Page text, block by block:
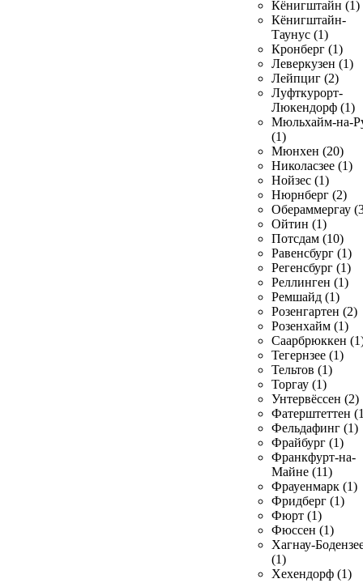
Кёнигштайн (1)
Кёнигштайн-
Таунус (1)
Кронберг (1)
Леверкузен (1)
Лейпциг (2)
Луфткурорт-
Люкендорф (1)
Мюльхайм-на-
(1)
Мюнхен (20)
Николасзее (1)
Нойзес (1)
Нюрнберг (2)
Обераммергау
Ойтин (1)
Потсдам (10)
Равенсбург (1)
Регенсбург (1)
Реллинген (1)
Ремшайд (1)
Розенгартен (2)
Розенхайм (1)
Саарбрюккен
Тегернзее (1)
Тельтов (1)
Торгау (1)
Унтервёссен (2)
Фатерштеттен
Фельдафинг (1)
Фрайбург (1)
Франкфурт-на-
Майне (11)
Фрауенмарк (1)
Фридберг (1)
Фюрт (1)
Фюссен (1)
Хагнау-
(1)
Хехендорф (1)